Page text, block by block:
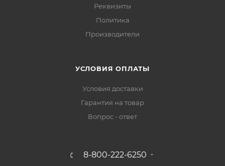
Реквизиты
Политика
Производители
УСЛОВИЯ ОПЛАТЫ
Условия доставки
Гарантия на товар
Вопрос - ответ
8-800-222-6250